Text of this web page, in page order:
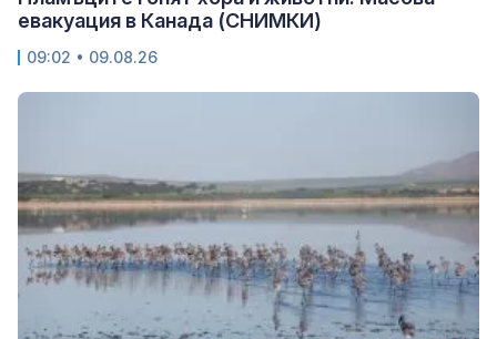
евакуация в Канада (СНИМКИ)
09:02 • 09.08.26